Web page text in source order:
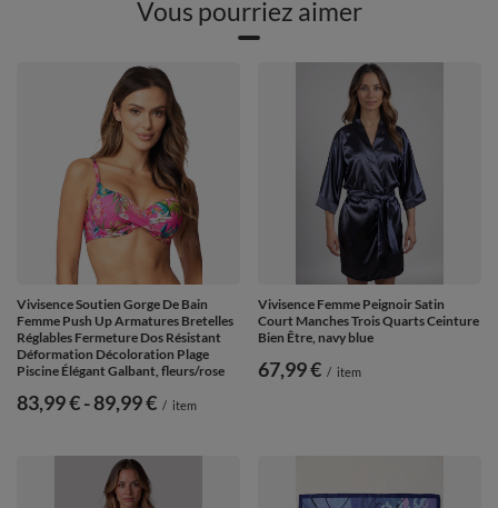
Vous pourriez aimer
Vivisence Soutien Gorge De Bain
Femme Push Up Armatures Bretelles
Réglables Fermeture Dos Résistant
Déformation Décoloration Plage
Piscine Élégant Galbant, fleurs/rose
de
83,99 €-vers le bas
89,99 € / item
Vivisence Femme Peignoir Satin
Court Manches Trois Quarts Ceinture
Bien Être, navy blue
67,99 € / item